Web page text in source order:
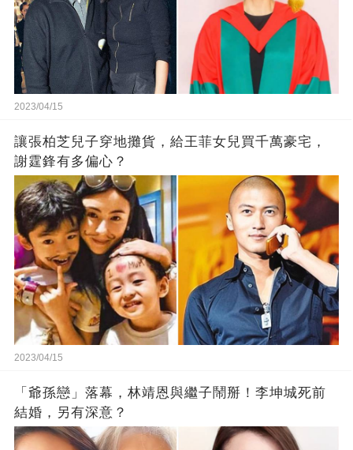
2023/04/15
讓張柏芝兒子穿地攤貨，給王菲女兒買千萬豪宅，
謝霆鋒有多偏心？
2023/04/15
「爺孫戀」落幕，林靖恩與繼子鬧掰！李坤城死前
結婚，另有深意？